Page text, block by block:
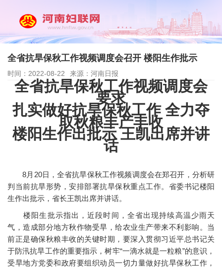
全省抗旱保秋工作视频调度会召开 楼阳生作批示
时间：2022-08-22 来源：河南日报
全省抗旱保秋工作视频调度会
要求
扎实做好抗旱保秋工作 全力夺
取秋粮丰产丰收
楼阳生作出批示 王凯出席并讲
话
8月20日，全省抗旱保秋工作视频调度会在郑召开，分析研
判当前抗旱形势，安排部署抗旱保秋重点工作。省委书记楼阳
生作出批示，省长王凯出席并讲话。
楼阳生批示指出，近段时间，全省出现持续高温少雨天
气，造成部分地方秋作物受旱，给农业生产带来不利影响。当
前正是确保秋粮丰收的关键时期，要深入贯彻习近平总书记关
于防汛抗旱工作的重要指示，树牢“一滴水就是一粒粮”的意识，
受旱地方党委和政府要组织动员一切力量做好抗旱保秋工作，